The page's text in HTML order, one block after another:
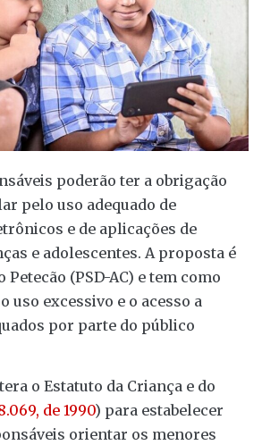
poderão ter a obrigação
pelo uso adequado de
e de aplicações de
e adolescentes. A proposta é
(PSD-AC) e tem como
uso excessivo e o acesso a
por parte do público
o Estatuto da Criança e do
de 1990) para estabelecer
orientar os menores